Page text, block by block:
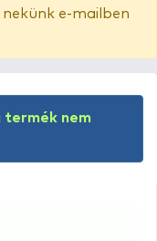
e-mailben
termék nem